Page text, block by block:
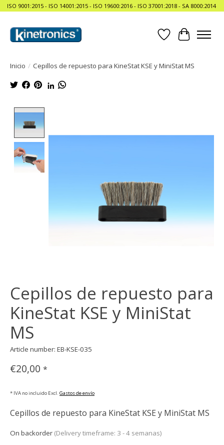
ISO 9001:2015 - ISO 14001:2015 - ISO 19600:2016 - ISO 37001:2018 - SA 8000:2014
Lista de deseos
Cesta
Inicio / Cepillos de repuesto para KineStat KSE y MiniStat MS
Cepillos de repuesto para
KineStat KSE y MiniStat
MS
Article number: EB-KSE-035
€20,00 *
* IVA no incluido Excl. Gastos de envío
Cepillos de repuesto para KineStat KSE y MiniStat MS
On backorder (Delivery timeframe: 3 - 4 semanas)